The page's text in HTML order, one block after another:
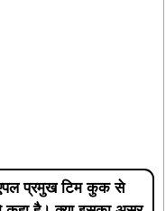
एपल प्रमुख टिम कुक से